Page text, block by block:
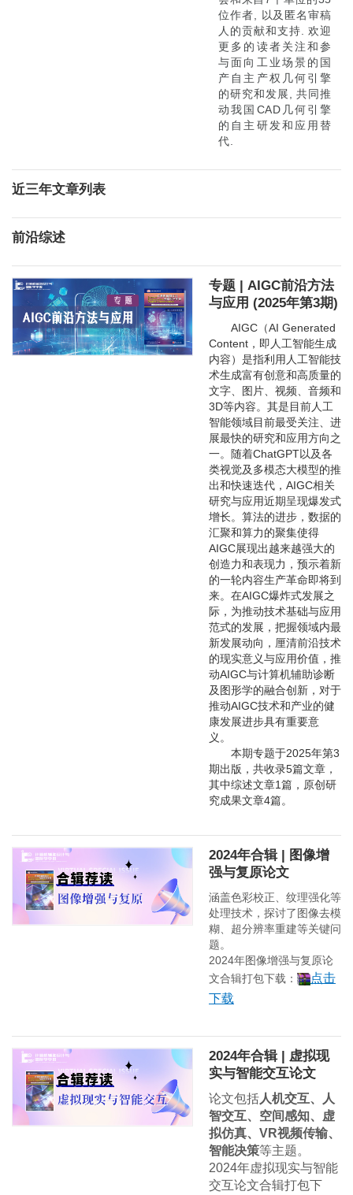
位作者, 以及匿名审稿
人的贡献和支持. 欢迎
更多的读者关注和参
与面向工业场景的国
产自主产权几何引擎
的研究和发展, 共同推
动我国CAD几何引擎
的自主研发和应用替
代.
近三年文章列表
前沿综述
专题 | AIGC前沿方法
与应用 (2025年第3期)
AIGC（AI Generated
Content，即人工智能生成
内容）是指利用人工智能技
术生成富有创意和高质量的
文字、图片、视频、音频和
3D等内容。其是目前人工
智能领域目前最受关注、进
展最快的研究和应用方向之
一。随着ChatGPT以及各
类视觉及多模态大模型的推
出和快速迭代，AIGC相关
研究与应用近期呈现爆发式
增长。算法的进步，数据的
汇聚和算力的聚集使得
AIGC展现出越来越强大的
创造力和表现力，预示着新
的一轮内容生产革命即将到
来。在AIGC爆炸式发展之
际，为推动技术基础与应用
范式的发展，把握领域内最
新发展动向，厘清前沿技术
的现实意义与应用价值，推
动AIGC与计算机辅助诊断
及图形学的融合创新，对于
推动AIGC技术和产业的健
康发展进步具有重要意
义。
本期专题于2025年第3
期出版，共收录5篇文章，
其中综述文章1篇，原创研
究成果文章4篇。
2024年合辑 | 图像增
强与复原论文
涵盖色彩校正、纹理强化等
处理技术，探讨了图像去模
糊、超分辨率重建等关键问
题。
2024年图像增强与复原论
文合辑打包下载：
点击
下载
2024年合辑 | 虚拟现
实与智能交互论文
论文包括人机交互、人
智交互、空间感知、虚
拟仿真、VR视频传输、
智能决策等主题。
2024年虚拟现实与智能
交互论文合辑打包下